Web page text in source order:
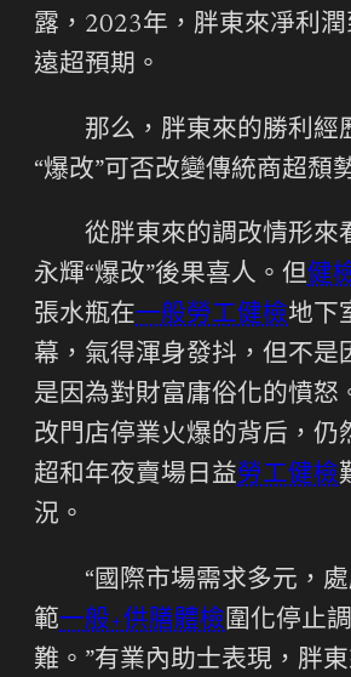
露，2023年，胖東來凈利潤
遠超預期。
那么，胖東來的勝利經
“爆改”可否改變傳統商超頹
從胖東來的調改情形來
永輝“爆改”後果喜人。但健
張水瓶在一般勞工健檢地下
幕，氣得渾身發抖，但不是
是因為對財富庸俗化的憤怒
改門店停業火爆的背后，仍
超和年夜賣場日益勞工健檢
況。
“國際市場需求多元，
範一般+供膳體檢圍化停止
難。”有業內助士表現，胖